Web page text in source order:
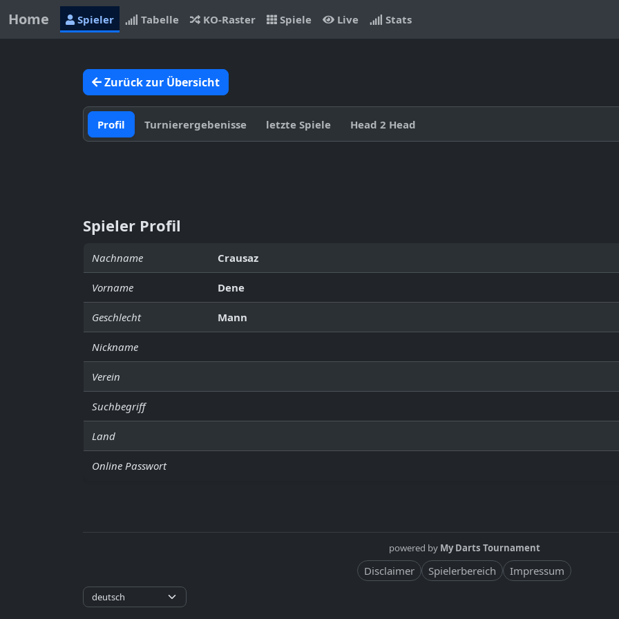
Home Spieler Tabelle KO-Raster Spiele Live Stats
Zurück zur Übersicht
Profil Turnierergebenisse letzte Spiele Head 2 Head
Spieler Profil
Nachname Crausaz
Vorname Dene
Geschlecht Mann
Nickname
Verein
Suchbegriff
Land
Online Passwort
powered by My Darts Tournament
Disclaimer Spielerbereich Impressum